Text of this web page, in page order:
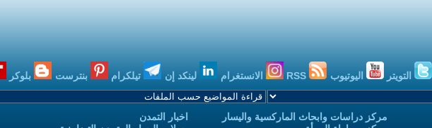
التويتر اليوتيوب الانستغرام لينكد إن تيلكرام بنترست بلوكر
مركز دراسات وابحاث الماركسية واليسار
اخبار التمدن